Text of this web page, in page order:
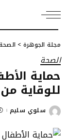
مجلة الجوهرة >
الصحة
حماية
للوقاية
Posted
سلوي سليم